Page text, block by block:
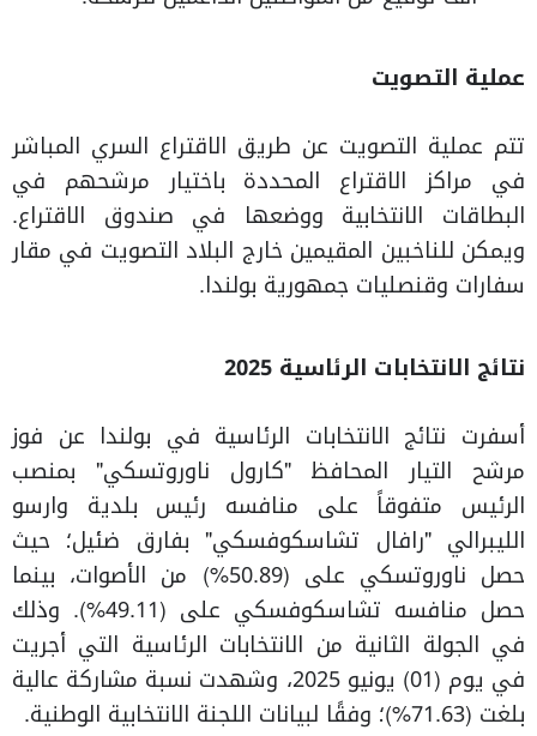
عملية التصويت
تتم عملية التصويت عن طريق الاقتراع السري المباشر
في مراكز الاقتراع المحددة باختيار مرشحهم في
البطاقات الانتخابية ووضعها في صندوق الاقتراع.
ويمكن للناخبين المقيمين خارج البلاد التصويت في مقار
سفارات وقنصليات جمهورية بولندا.
نتائج الانتخابات الرئاسية 2025
أسفرت نتائج الانتخابات الرئاسية في بولندا عن فوز
مرشح التيار المحافظ "كارول ناوروتسكي" بمنصب
الرئيس متفوقاً على منافسه رئيس بلدية وارسو
الليبرالي "رافال تشاسكوفسكي" بفارق ضئيل؛ حيث
حصل ناوروتسكي على (50.89%) من الأصوات، بينما
حصل منافسه تشاسكوفسكي على (49.11%). وذلك
في الجولة الثانية من الانتخابات الرئاسية التي أجريت
في يوم (01) يونيو 2025، وشهدت نسبة مشاركة عالية
بلغت (71.63%)؛ وفقًا لبيانات اللجنة الانتخابية الوطنية.